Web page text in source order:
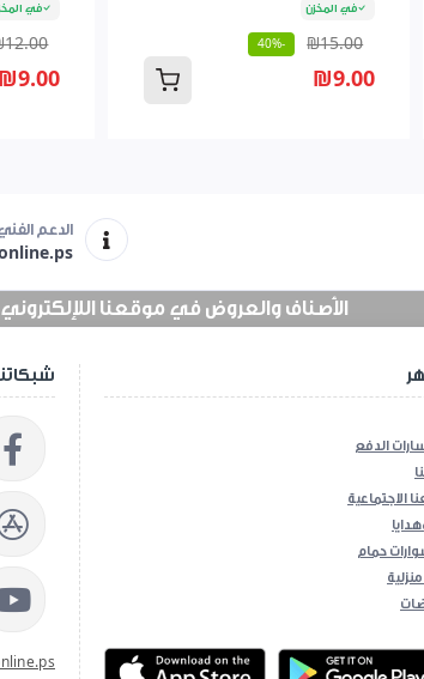
في المخزن
₪15.00
-40%
₪9.00
في
₪9.00
الدعم
الأصناف والعروض في موقعنا اللإلكتروني لا
الدفع
الاجتماعية
حمام
ios App